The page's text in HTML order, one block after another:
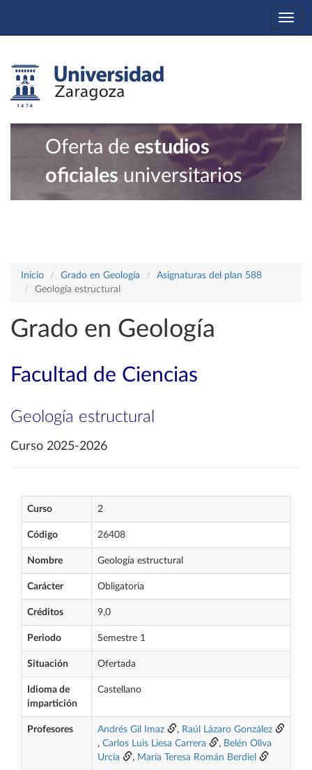
Oferta de estudios
oficiales universitarios
Inicio Grado en Geología
Asignaturas del plan 588
Geología estructural
Grado en Geología
Facultad de Ciencias
Geología estructural
Curso 2025-2026
Curso 2
Código 26408
Nombre Geología estructural
Carácter Obligatoria
Créditos 9,0
Periodo Semestre 1
Situación Ofertada
Idioma de
impartición
Castellano
Profesores Andrés Gil Imaz , Raúl Lázaro González
, Carlos Luis Liesa Carrera , Belén Oliva
Urcia
, María Teresa Román Berdiel